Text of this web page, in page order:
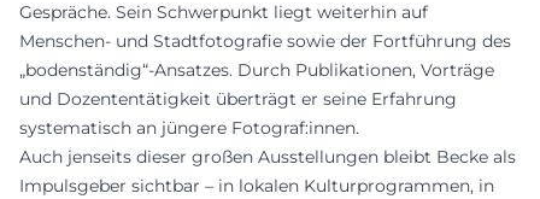
Gespräche. Sein Schwerpunkt liegt weiterhin auf
Menschen- und Stadtfotografie sowie der Fortführung des
„bodenständig“-Ansatzes. Durch Publikationen, Vorträge
und Dozententätigkeit überträgt er seine Erfahrung
systematisch an jüngere Fotograf:innen.
Auch jenseits dieser großen Ausstellungen bleibt Becke als
Impulsgeber sichtbar – in lokalen Kulturprogrammen, in